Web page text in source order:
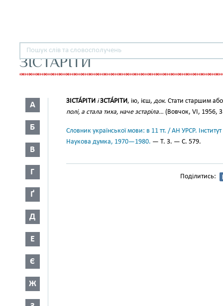
ЗІСТАРІТИ
А
Б
В
Г
Ґ
Д
Е
Є
Ж
ЗІСТА́РІТИ і ЗСТА́РІТИ, ію, ієш, док. Стати старшим
полі, а стала тиха, наче зстаріла… (Вовчок, VI, 1956,
Словник української мови: в 11 тт. / АН УРСР.
Наукова думка, 1970—1980. — Т. 3. — С. 579.
Поділитись: